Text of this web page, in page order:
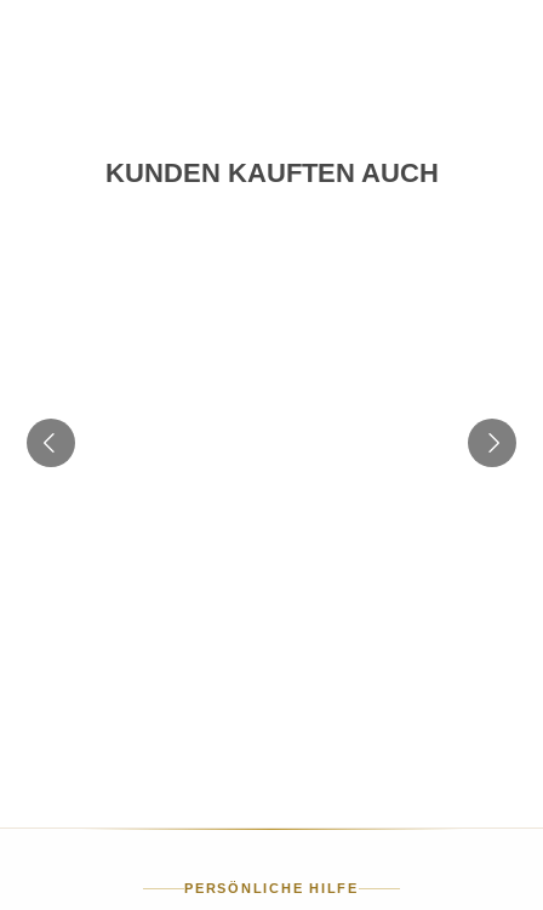
KUNDEN KAUFTEN AUCH
PERSÖNLICHE HILFE